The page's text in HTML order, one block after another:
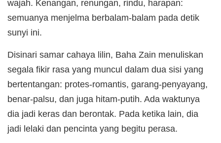
wajah. Kenangan, renungan, rindu, harapan:
semuanya menjelma berbalam-balam pada detik
sunyi ini.
Disinari samar cahaya lilin, Baha Zain menuliskan
segala fikir rasa yang muncul dalam dua sisi yang
bertentangan: protes-romantis, garang-penyayang,
benar-palsu, dan juga hitam-putih. Ada waktunya
dia jadi keras dan berontak. Pada ketika lain, dia
jadi lelaki dan pencinta yang begitu perasa.